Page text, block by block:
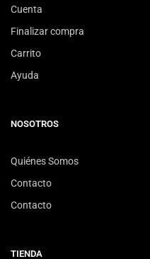
Cuenta
Finalizar compra
Carrito
Ayuda
NOSOTROS
Quiénes Somos
Contacto
Contacto
TIENDA